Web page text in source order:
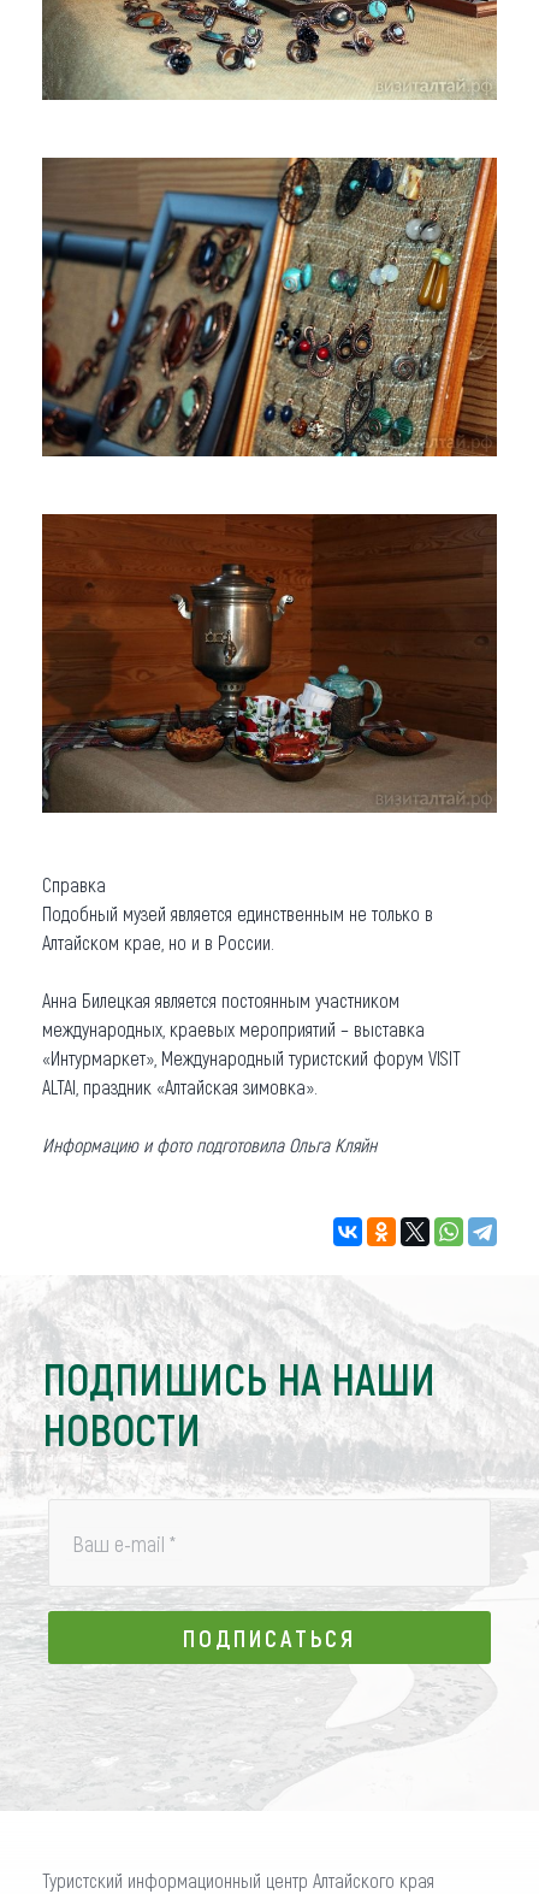
Справка
Подобный музей является единственным не только в
Алтайском крае, но и в России.
Анна Билецкая является постоянным участником
международных, краевых мероприятий – выставка
«Интурмаркет», Международный туристский форум VISIT
ALTAI, праздник «Алтайская зимовка».
Информацию и фото подготовила Ольга Кляйн
ПОДПИШИСЬ НА НАШИ
НОВОСТИ
Ваш e-mail *
ПОДПИСАТЬСЯ
ПОДПИСАТЬСЯ
Туристский информационный центр Алтайского края